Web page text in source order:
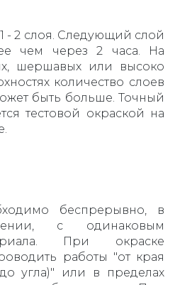
- 2 слоя. Следующий слой
чем через 2 часа. На
шершавых или высоко
количество слоев
быть больше. Точный
тестовой окраской на
беспрерывно, в
с одинаковым
При окраске
работы "от края
угла)" или в пределах